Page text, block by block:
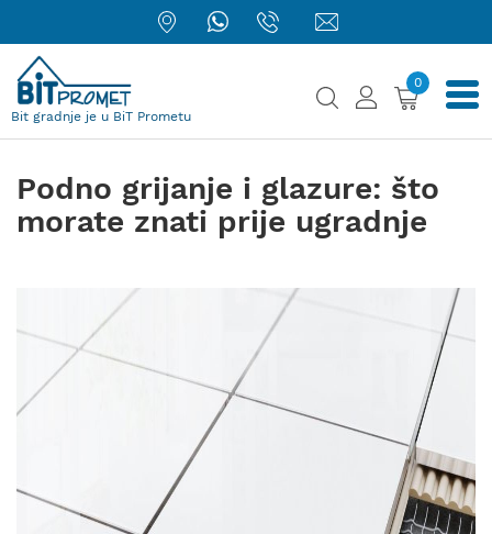
Bit gradnje je u BiT Prometu
0
Podno grijanje i glazure: što
morate znati prije ugradnje